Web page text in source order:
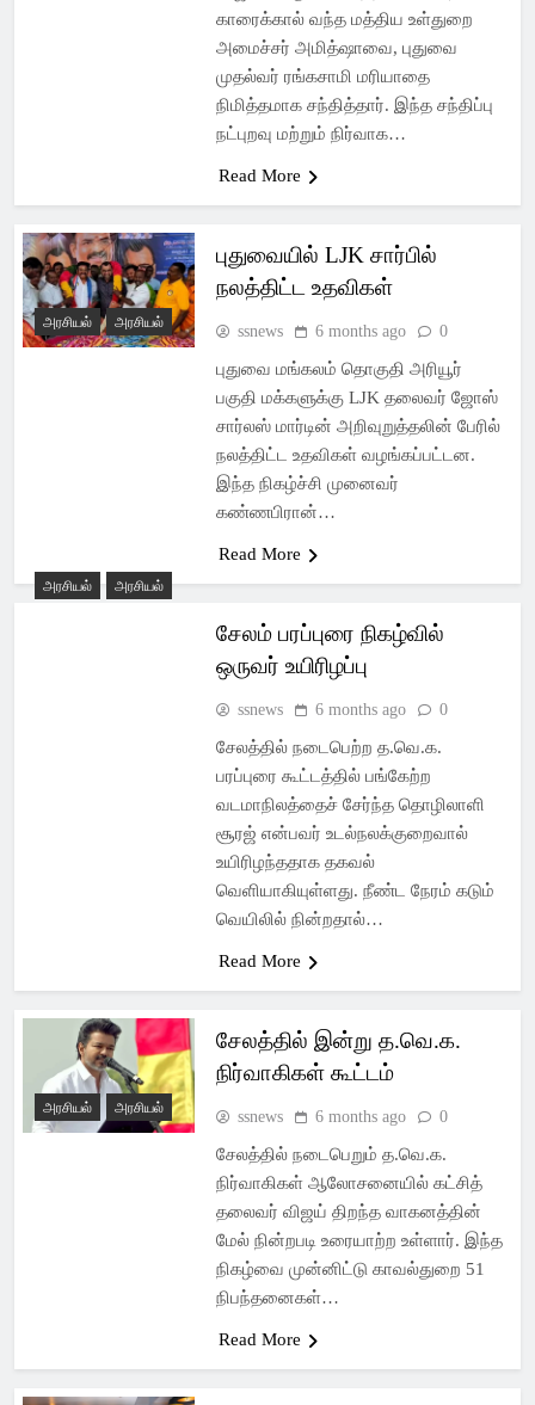
காரைக்கால் வந்த மத்திய உள்துறை
அமைச்சர் அமித்ஷாவை, புதுவை
முதல்வர் ரங்கசாமி மரியாதை
நிமித்தமாக சந்தித்தார். இந்த சந்திப்பு
நட்புறவு மற்றும் நிர்வாக…
Read More
அரசியல் அரசியல்
புதுவையில் LJK சார்பில்
நலத்திட்ட உதவிகள்
ssnews 6 months ago 0
புதுவை மங்கலம் தொகுதி அரியூர்
பகுதி மக்களுக்கு LJK தலைவர் ஜோஸ்
சார்லஸ் மார்டின் அறிவுறுத்தலின் பேரில்
நலத்திட்ட உதவிகள் வழங்கப்பட்டன.
இந்த நிகழ்ச்சி முனைவர்
கண்ணபிரான்…
Read More
அரசியல் அரசியல்
சேலம் பரப்புரை நிகழ்வில்
ஒருவர் உயிரிழப்பு
ssnews 6 months ago 0
சேலத்தில் நடைபெற்ற த.வெ.க.
பரப்புரை கூட்டத்தில் பங்கேற்ற
வடமாநிலத்தைச் சேர்ந்த தொழிலாளி
சூரஜ் என்பவர் உடல்நலக்குறைவால்
உயிரிழந்ததாக தகவல்
வெளியாகியுள்ளது. நீண்ட நேரம் கடும்
வெயிலில் நின்றதால்…
Read More
அரசியல் அரசியல்
சேலத்தில் இன்று த.வெ.க.
நிர்வாகிகள் கூட்டம்
ssnews 6 months ago 0
சேலத்தில் நடைபெறும் த.வெ.க.
நிர்வாகிகள் ஆலோசனையில் கட்சித்
தலைவர் விஜய் திறந்த வாகனத்தின்
மேல் நின்றபடி உரையாற்ற உள்ளார். இந்த
நிகழ்வை முன்னிட்டு காவல்துறை 51
நிபந்தனைகள்…
Read More